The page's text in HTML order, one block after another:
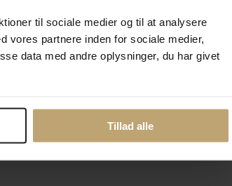
til sociale medier og til at analysere
vores partnere inden for sociale medier,
data med andre oplysninger, du har givet
Tillad alle
Sikker Og Tryg E-Handel
cookie-indstillinger